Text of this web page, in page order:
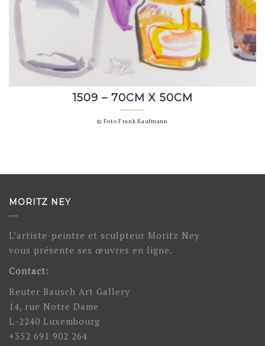
1509 – 70CM X 50CM
© Foto Frank Kaufmann
MORITZ NEY
L’artiste-peintre et sculpteur Moritz Ney
vous présente ses œuvres en ligne.
Contact:
Reuter Bausch Art Gallery
14, rue Notre Dame
L-2240 Luxembourg
+352 691 902 264